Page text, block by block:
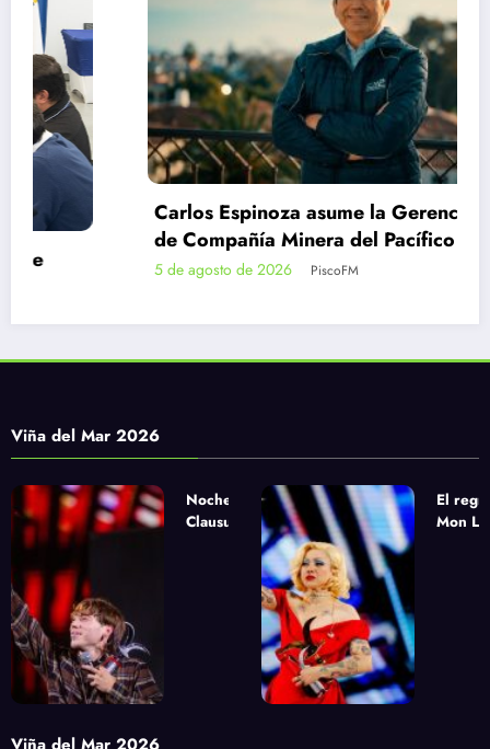
Carlos Espinoza asume la Gerencia General
de Compañía Minera del Pacífico
5 de agosto de 2026 PiscoFM
Viña del Mar 2026
Noche de
Clausura
urbana con
Paulo Londra,
Pablo Chill E
El
Mon